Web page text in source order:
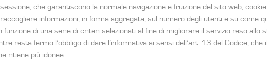
che garantiscono la normale navigazione e fruizione del sito web;
informazioni, in forma aggregata, sul numero degli utenti e su come
funzione di una serie di criteri selezionati al fine di migliorare il servizio reso allo
resta fermo l’obbligo di dare l’informativa ai sensi dell’art. 13 del Codice, che
ritiene più idonee.